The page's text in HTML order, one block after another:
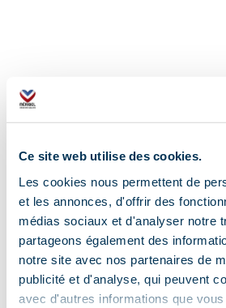
Ce site web utilise des cookies.
Les cookies nous permettent de
et les annonces, d'offrir des
médias sociaux et d'analyser notre
partageons également des
notre site avec nos partenaires de
publicité et d'analyse, qui peuvent
avec d'autres informations que